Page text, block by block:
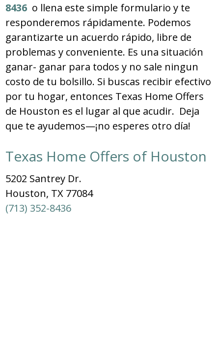
8436 o llena este simple formulario y te
responderemos rápidamente. Podemos
garantizarte un acuerdo rápido, libre de
problemas y conveniente. Es una situación
ganar- ganar para todos y no sale ningun
costo de tu bolsillo. Si buscas recibir efectivo
por tu hogar, entonces Texas Home Offers
de Houston es el lugar al que acudir. Deja
que te ayudemos—¡no esperes otro día!
Texas Home Offers of Houston
5202 Santrey Dr.
Houston, TX 77084
(713) 352-8436